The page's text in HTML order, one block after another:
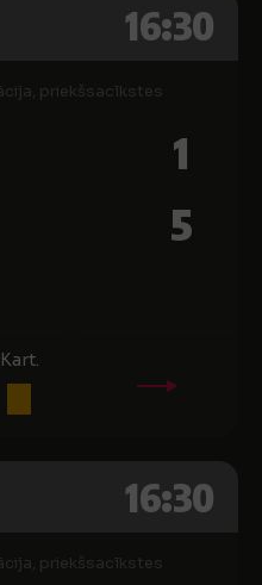
16:30
priekšsacīkstes
1
5
Kart.
16:30
priekšsacīkstes